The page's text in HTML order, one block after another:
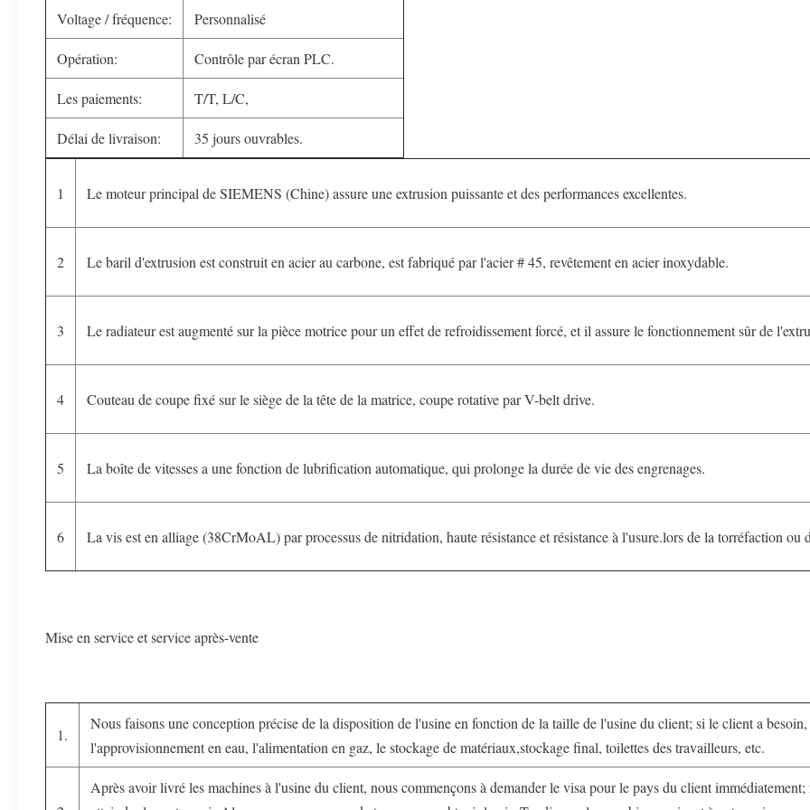
Voltage / fréquence: Personnalisé
Opération: Contrôle par écran PLC.
Les paiements: T/T, L/C,
Délai de livraison: 35 jours ouvrables.
1 Le moteur principal de SIEMENS (Chine) assure une extrusion puissante et des performances excellentes.
2 Le baril d'extrusion est construit en acier au carbone, est fabriqué par l'acier # 45, revêtement en acier inoxydable.
3 Le radiateur est augmenté sur la pièce motrice pour un effet de refroidissement forcé, et il assure le fonctionnement sûr de
4 Couteau de coupe fixé sur le siège de la tête de la matrice, coupe rotative par V-belt drive.
5 La boîte de vitesses a une fonction de lubrification automatique, qui prolonge la durée de vie des engrenages.
6 La vis est en alliage (38CrMoAL) par processus de nitridation, haute résistance et résistance à l'usure.lors de la torréfaction ou
Mise en service et service après-vente
1.
Nous faisons une conception précise de la disposition de l'usine en fonction de la taille de l'usine du client; si le client a
l'approvisionnement en eau, l'alimentation en gaz, le stockage de matériaux,stockage final, toilettes des travailleurs, etc.
Après avoir livré les machines à l'usine du client, nous commençons à demander le visa pour le pays du client